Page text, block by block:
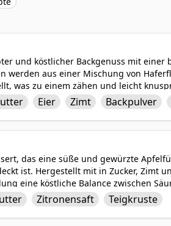
und köstlicher Backgenuss mit einer
werden aus einer Mischung von
was zu einem zähen und leicht
Element, während der Zimt eine
sind, werden diese Kekse mit einer
Nachtisch
Snack für gemütliche Momente.
Eier Zimt Backpulver
das eine süße und gewürzte
ist. Hergestellt mit in Zucker, Zimt
eine köstliche Balance zwischen
und Zucker, fügt eine knusprige,
goldenem Perfektion, ist dieser
und Wärme verkörpert.
Zitronensaft Teigkruste